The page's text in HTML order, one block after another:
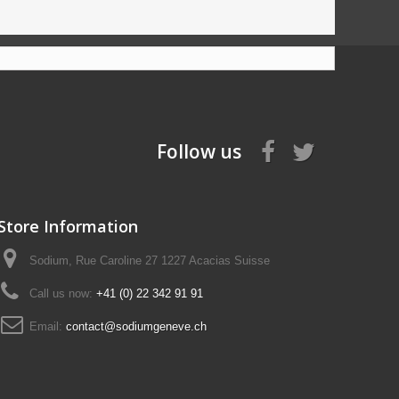
Follow us
Information
Sodium, Rue Caroline 27 1227 Acacias Suisse
Call us now: +41 (0) 22 342 91 91
Email: contact@sodiumgeneve.ch